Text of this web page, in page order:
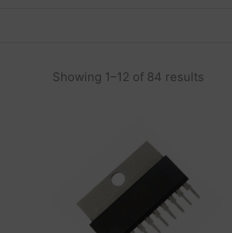
Showing 1–12 of 84 results